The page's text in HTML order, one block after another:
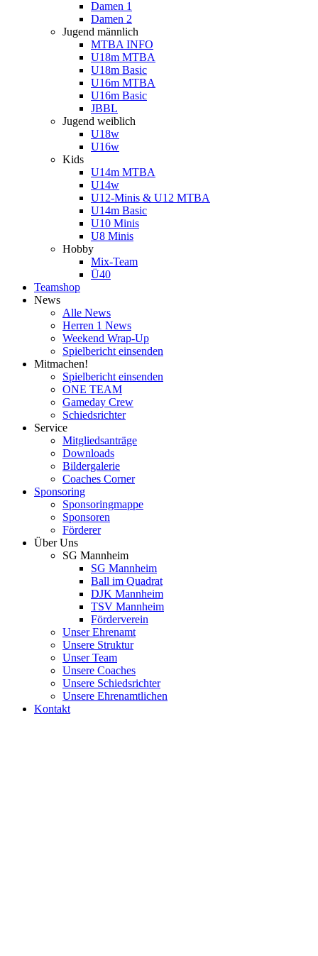
Damen 1
Damen 2
Jugend männlich
MTBA INFO
U18m MTBA
U18m Basic
U16m MTBA
U16m Basic
JBBL
Jugend weiblich
U18w
U16w
Kids
U14m MTBA
U14w
U12-Minis & U12 MTBA
U14m Basic
U10 Minis
U8 Minis
Hobby
Mix-Team
Ü40
Teamshop
News
Alle News
Herren 1 News
Weekend Wrap-Up
Spielbericht einsenden
Mitmachen!
Spielbericht einsenden
ONE TEAM
Gameday Crew
Schiedsrichter
Service
Mitgliedsanträge
Downloads
Bildergalerie
Coaches Corner
Sponsoring
Sponsoringmappe
Sponsoren
Förderer
Über Uns
SG Mannheim
SG Mannheim
Ball im Quadrat
DJK Mannheim
TSV Mannheim
Förderverein
Unser Ehrenamt
Unsere Struktur
Unser Team
Unsere Coaches
Unsere Schiedsrichter
Unsere Ehrenamtlichen
Kontakt